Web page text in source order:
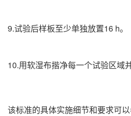
9.试验后样板至少单独放置16 h。
10.用软湿布揩净每一个试验区域
该标准的具体实施细节和要求可